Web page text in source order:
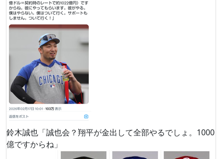
鈴木誠也「誠也会？翔平が金出して全部やるでしょ。1000
億ですからね」